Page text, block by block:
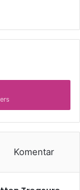
Komentar